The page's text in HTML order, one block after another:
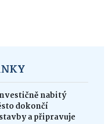
nabitý
dokončí
a připravuje